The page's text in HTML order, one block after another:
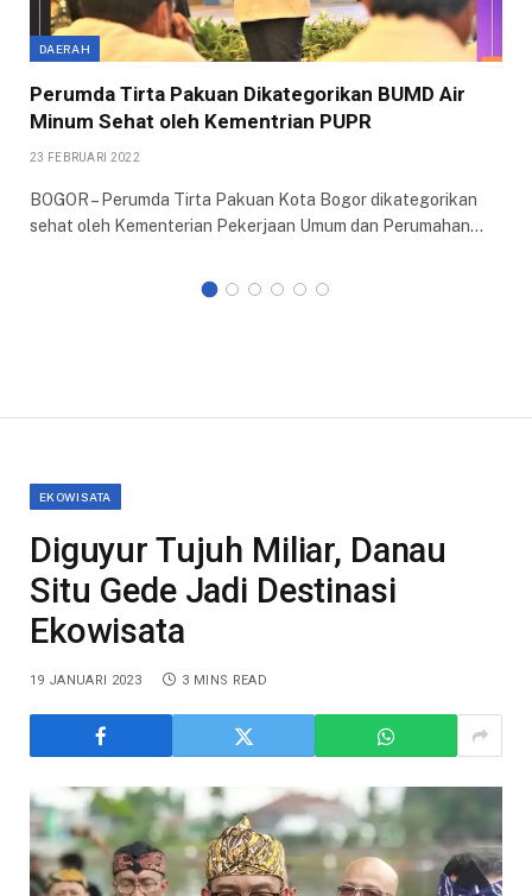
DAERAH
Perumda Tirta Pakuan Dikategorikan BUMD Air
Minum Sehat oleh Kementrian PUPR
23 FEBRUARI 2022
BOGOR – Perumda Tirta Pakuan Kota Bogor dikategorikan
sehat oleh Kementerian Pekerjaan Umum dan Perumahan…
EKOWISATA
Diguyur Tujuh Miliar, Danau
Situ Gede Jadi Destinasi
Ekowisata
19 JANUARI 2023 3 MINS READ